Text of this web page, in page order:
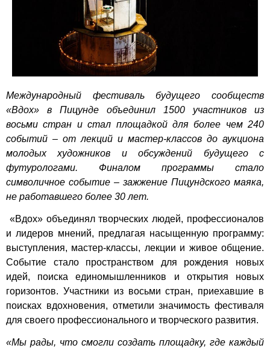
Международный фестиваль будущего сообществ
«Вдох» в Пицунде объединил 1500 участников из
восьми стран и стал площадкой для более чем 240
событий – от лекций и мастер-классов до аукциона
молодых художников и обсуждений будущего с
футурологами. Финалом программы стало
символичное событие – зажжение Пицундского маяка,
не работавшего более 30 лет.
«Вдох» объединял творческих людей, профессионалов
и лидеров мнений, предлагая насыщенную программу:
выступления, мастер-классы, лекции и живое общение.
Событие стало пространством для рождения новых
идей, поиска единомышленников и открытия новых
горизонтов. Участники из восьми стран, приехавшие в
поисках вдохновения, отметили значимость фестиваля
для своего профессионального и творческого развития.
«Мы рады, что смогли создать площадку, где каждый